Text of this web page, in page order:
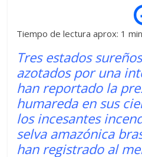
Tiempo de lectura aprox: 1
Tres estados
azotados por una
han reportado la
humareda en sus
los incesantes
selva amazónica
han registrado al